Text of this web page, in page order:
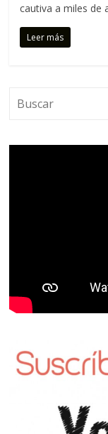
n
cautiva a miles de
Leer más